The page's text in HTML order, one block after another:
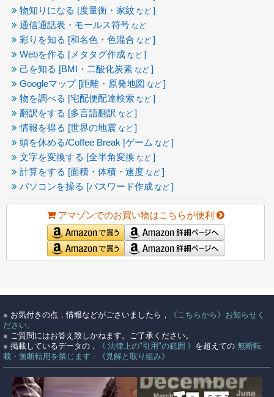
物知りになる [度量衡・家紋 など ]
通信通話表・モールス符号 など
彩りを知る [和名色・色混合 など ]
Webを作る [メタタグ作成 など ]
己を知る [BMI・二酸化炭素 など ]
Googleマップ [距離・原発地図 など ]
物を調べる [宅配便配達検索 など ]
翻訳をする [多言語翻訳 など ]
情報を得る [世界の地震 など ]
頭を休める/Coffee Break [ゲーム など ]
文字を変換する [全半角変換 など ]
計算をする [面積・体積・速度 など ]
パソコンを操る [パスワード作成 など ]
アマゾンでのお買い物はこちらが便利
● お気付きの点，情報などがごさいましたら，
《こちらから》お知らせく
ださい。
● ご質問にはお答え致しかねます。ご了承ください。
● 掲載しているデータの， 《 法律上の"引用"の範囲 》 を超えての 無断転
載・無断転用を禁じます - 《見解と取り組み》